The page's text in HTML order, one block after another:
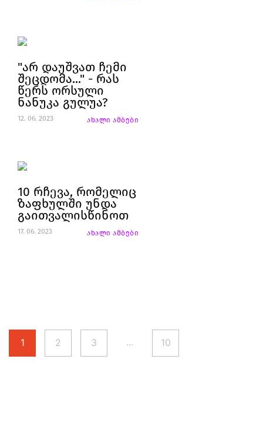
"არ დაუშვათ ჩემი
შეცდომა..." - რას
წერს ორსული
ნანუკა გულუა?
12. 06. 2023 ახალი ამბები
10 რჩევა, რომელიც
ზაფხულში უნდა
გაითვალისწინოთ
17. 06. 2023 ახალი ამბები
1 2 3 ... 10